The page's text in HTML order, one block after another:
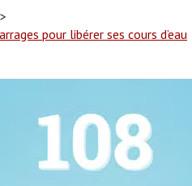
>
pour libérer ses cours d’eau